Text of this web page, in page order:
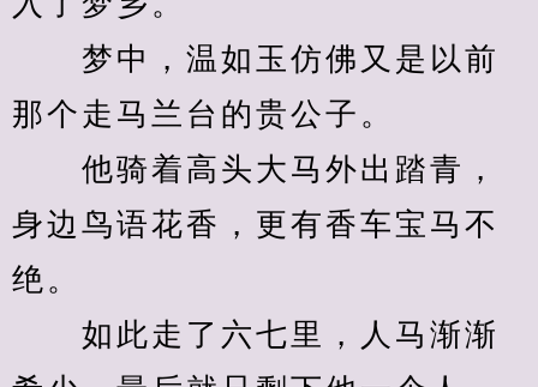
梦中，温如玉仿佛又是以前
那个走马兰台的贵公子。
他骑着高头大马外出踏青，
身边鸟语花香，更有香车宝马不
绝。
如此走了六七里，人马渐渐